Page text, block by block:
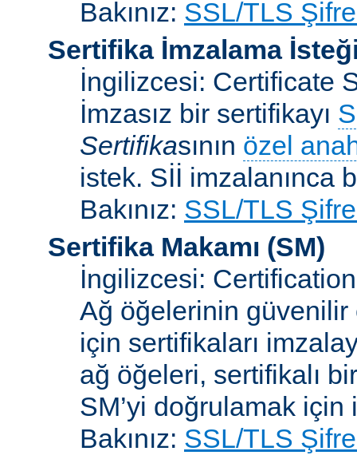
Bakınız: SSL/TLS
Sertifika İmzalama
İngilizcesi: Certificate
İmzasız bir sertifikayı
Sertifikasının özel
istek. Sİİ imzalanınca
Bakınız: SSL/TLS
Sertifika Makamı (SM)
İngilizcesi:
Ağ öğelerinin güvenilir
için sertifikaları
ağ öğeleri, sertifikalı
SM’yi doğrulamak için
Bakınız: SSL/TLS